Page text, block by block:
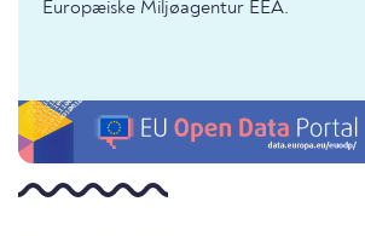
Europæiske Miljøagentur EEA.